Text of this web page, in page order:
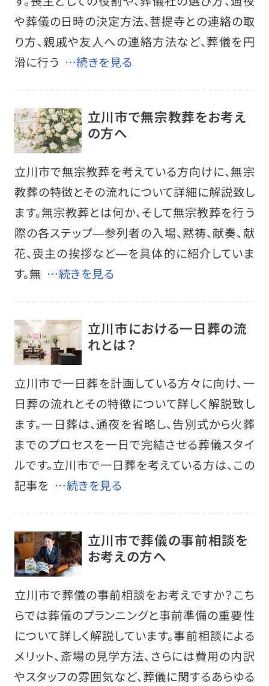
や葬儀の日時の決定方法、菩提寺との連絡の取
り方、親戚や友人への連絡方法など、葬儀を円
滑に行う …続きを見る
立川市で無宗教葬をお考え
の方へ
立川市で無宗教葬を考えている方向けに、無宗
教葬の特徴とその流れについて詳細に解説致し
ます。無宗教葬とは何か、そして無宗教葬を行う
際の各ステップ―参列者の入場、黙祷、献奏、献
花、喪主の挨拶など―を具体的に紹介していま
す。無 …続きを見る
立川市における一日葬の流
れとは？
立川市で一日葬を計画している方々に向け、一
日葬の流れとその特徴について詳しく解説致し
ます。一日葬は、通夜を省略し、告別式から火葬
までのプロセスを一日で完結させる葬儀スタイ
ルです。立川市で一日葬を考えている方は、この
記事を …続きを見る
立川市で葬儀の事前相談を
お考えの方へ
立川市で葬儀の事前相談をお考えですか？こち
らでは葬儀のプランニングと事前準備の重要性
について詳しく解説しています。事前相談による
メリット、斎場の見学方法、さらには費用の内訳
やスタッフの雰囲気など、葬儀に関するあらゆる